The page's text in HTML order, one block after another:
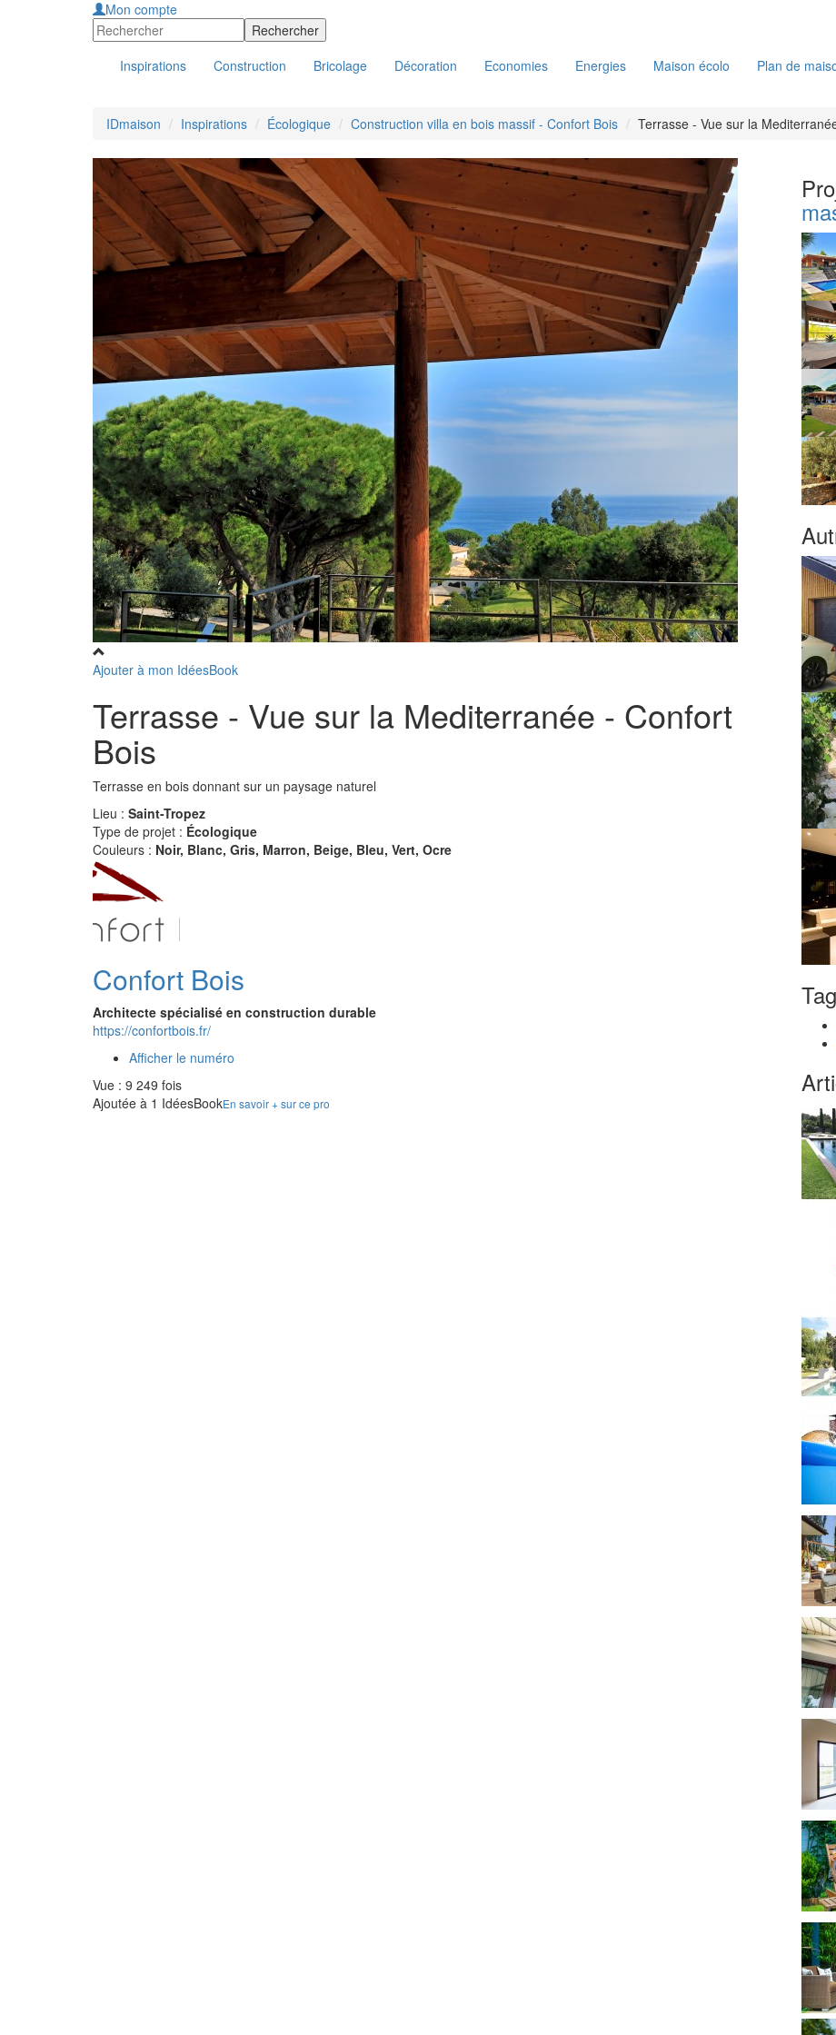
Mon compte
Inspirations Construction Bricolage Décoration Economies Energies Maison écolo Plan de
IDmaison Inspirations Écologique Construction villa en bois massif - Confort Bois Terrasse - Vue sur la
Ajouter à mon IdéesBook
Terrasse - Vue sur la Mediterranée - Confort
Bois
Terrasse en bois donnant sur un paysage naturel
Lieu : Saint-Tropez
Type de projet : Écologique
Couleurs : Noir, Blanc, Gris, Marron, Beige, Bleu, Vert, Ocre
Confort Bois
Architecte spécialisé en construction durable
https://confortbois.fr/
Afficher le numéro
Vue : 9 249 fois
Ajoutée à 1 IdéesBookEn savoir + sur ce pro